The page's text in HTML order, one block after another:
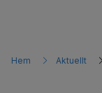
Hem Aktuellt